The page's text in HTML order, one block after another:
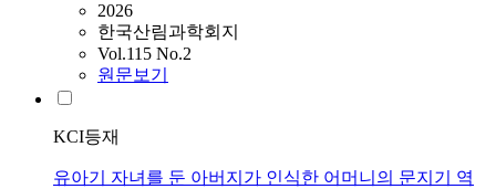
2026
한국산림과학회지
Vol.115 No.2
원문보기
KCI등재
유아기 자녀를 둔 아버지가 인식한 어머니의 문지기 역